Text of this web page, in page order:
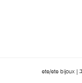
ete/ete bijoux |